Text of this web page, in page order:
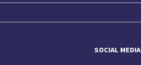
SOCIAL MEDIA